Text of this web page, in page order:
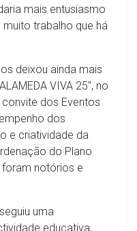
mais entusiasmo
trabalho que há
deixou ainda mais
VIVA 25", no
dos Eventos
dos
e criatividade da
do Plano
notórios e
uma
educativa,